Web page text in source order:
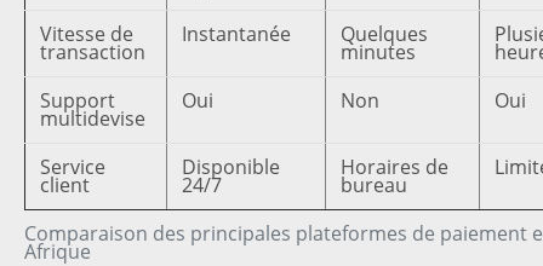
Comparaison des principales plateformes de paiement
Afrique
Vitesse de
transaction
Instantanée Quelques
minutes
Support
multidevise
Oui Non Oui
Service
client
Disponible
24/7
Horaires de
bureau